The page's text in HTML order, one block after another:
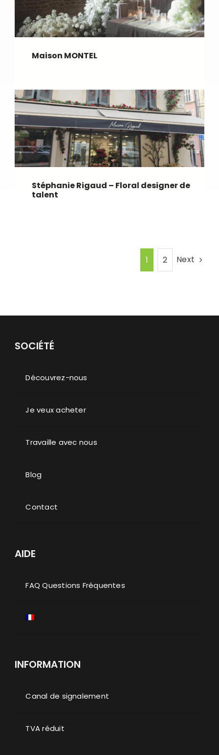
Maison MONTEL
Stéphanie Rigaud – Floral designer de
talent
1 2 Next
SOCIÉTÉ
Découvrez-nous
Je veux acheter
Travaille avec nous
Blog
Contact
AIDE
FAQ Questions Fréquentes
INFORMATION
Canal de signalement
TVA réduit